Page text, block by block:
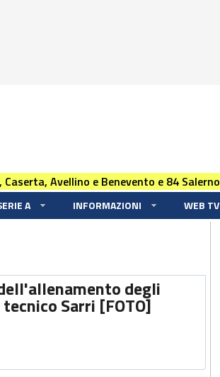
Avellino e Benevento e 84 Salerno
A INFORMAZIONI WEB TV
degli
Sarri [FOTO]